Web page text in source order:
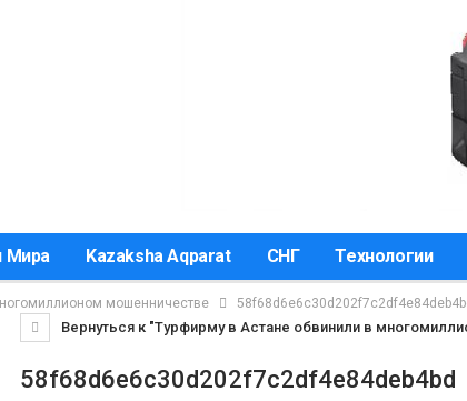
Мира Kazaksha Aqparat СНГ Технологии
мошенничестве
Вернуться к "Турфирму в Астане обвинили в
58f68d6e6c30d202f7c2df4e84deb4bd